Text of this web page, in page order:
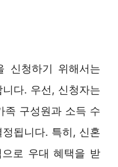
신청하기 위해서는
다. 우선, 신청자는
족 구성원과 소득 수
됩니다. 특히, 신혼
로 우대 혜택을 받